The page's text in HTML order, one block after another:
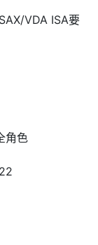
VDA ISA要
角色